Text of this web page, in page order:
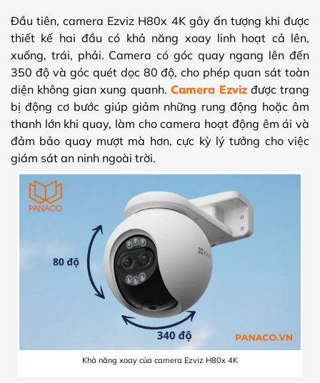
Đầu tiên, camera Ezviz H80x 4K gây ấn tượng khi được
thiết kế hai đầu có khả năng xoay linh hoạt cả lên,
xuống, trái, phải. Camera có góc quay ngang lên đến
350 độ và góc quét dọc 80 độ, cho phép quan sát toàn
diện không gian xung quanh. Camera Ezvizđược trang
bị động cơ bước giúp giảm những rung động hoặc âm
thanh lớn khi quay, làm cho camera hoạt động êm ái và
đảm bảo quay mượt mà hơn, cực kỳ lý tưởng cho việc
giám sát an ninh ngoài trời.
Khả năng xoay của camera Ezviz H80x 4K